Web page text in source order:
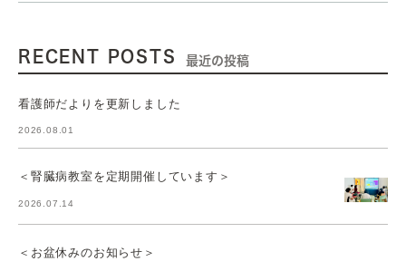
RECENT POSTS 最近の投稿
看護師だよりを更新しました
2026.08.01
＜腎臓病教室を定期開催しています＞
2026.07.14
＜お盆休みのお知らせ＞